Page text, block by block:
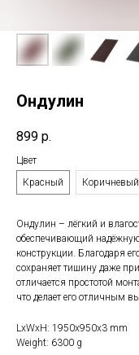
Ондулин
899 р.
Цвет
Красный
Коричневый
Ондулин – лёгкий и
обеспечивающий надёжную
конструкции. Благодаря
сохраняет тишину даже
отличается простотой
что делает его отличным
LxWxH: 1950x950x3 mm
Weight: 6300 g